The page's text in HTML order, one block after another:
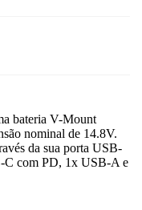
bateria V-Mount
nominal de 14.8V.
da sua porta USB-
C com PD, 1x USB-A e